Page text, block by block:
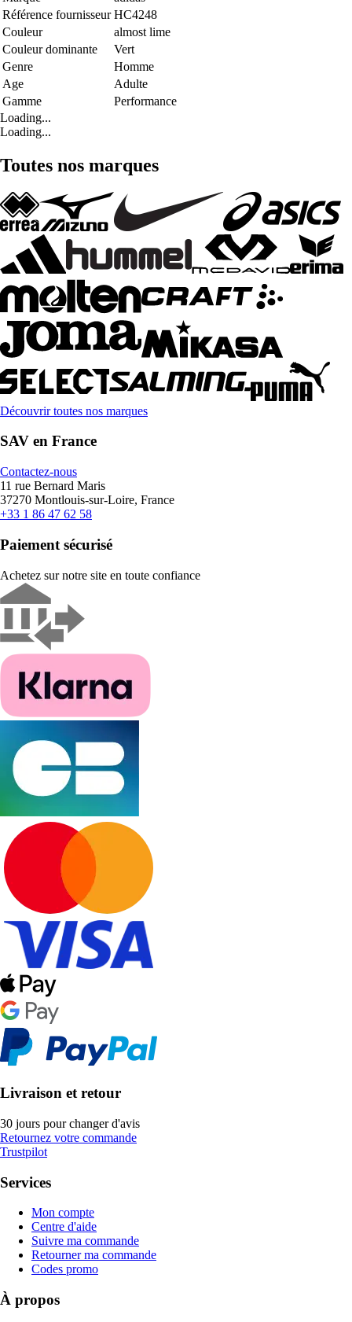
Référence fournisseur HC4248
Couleur
almost lime
Couleur dominante
Vert
Genre
Homme
Age
Adulte
Gamme
Performance
Loading...
Loading...
Toutes nos marques
Découvrir toutes nos marques
SAV en France
Contactez-nous
11 rue Bernard Maris
37270 Montlouis-sur-Loire, France
+33 1 86 47 62 58
Paiement sécurisé
Achetez sur notre site en toute confiance
Livraison et retour
30 jours pour changer d'avis
Retournez votre commande
Trustpilot
Services
Mon compte
Centre d'aide
Suivre ma commande
Retourner ma commande
Codes promo
À propos